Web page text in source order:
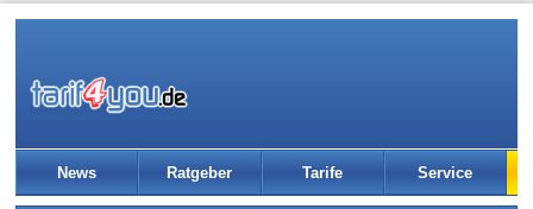
News Ratgeber Tarife Service